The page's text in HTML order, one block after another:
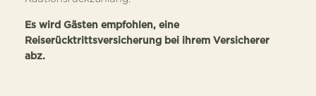
Es wird Gästen empfohlen, eine
Reiserücktrittsversicherung bei ihrem Versicherer
abz.